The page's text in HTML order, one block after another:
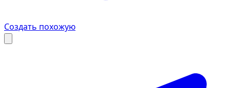
Создать похожую